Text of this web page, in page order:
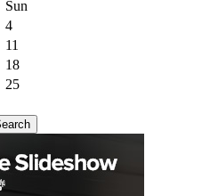
Sun
4
11
18
25